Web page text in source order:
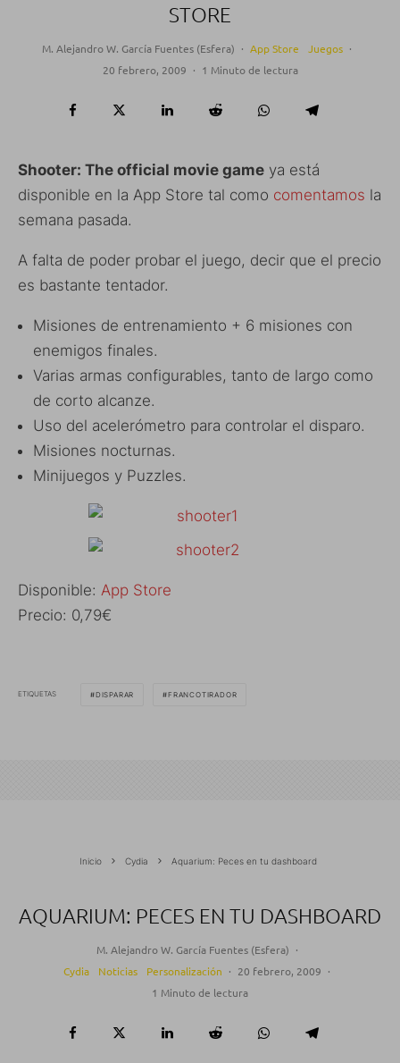
STORE
M. Alejandro W. García Fuentes (Esfera) · App Store Juegos ·
20 febrero, 2009 · 1 Minuto de lectura
Shooter: The official movie game ya está
disponible en la App Store tal como comentamos la
semana pasada.
A falta de poder probar el juego, decir que el precio
es bastante tentador.
Misiones de entrenamiento + 6 misiones con
enemigos finales.
Varias armas configurables, tanto de largo como
de corto alcanze.
Uso del acelerómetro para controlar el disparo.
Misiones nocturnas.
Minijuegos y Puzzles.
Disponible: App Store
Precio: 0,79€
ETIQUETAS DISPARAR FRANCOTIRADOR
Inicio Cydia Aquarium: Peces en tu dashboard
AQUARIUM: PECES EN TU DASHBOARD
M. Alejandro W. García Fuentes (Esfera) ·
Cydia
Noticias Personalización · 20 febrero, 2009 ·
1 Minuto de lectura